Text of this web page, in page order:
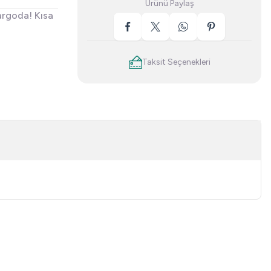
Kısa
Ürünü Paylaş
Taksit Seçenekleri